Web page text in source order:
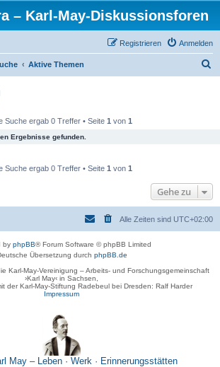
– Karl-May-Diskussionsforen
Anmelden
Registrieren
Aktive Themen
Suche ergab 0 Treffer • Seite 1 von 1
Ergebnisse gefunden.
Suche ergab 0 Treffer • Seite 1 von 1
Gehe zu
Alle Zeiten sind UTC+02:00
by phpBB® Forum Software © phpBB Limited
Übersetzung durch phpBB.de
Karl-May-Vereinigung – Arbeits- und Forschungsgemeinschaft
›Karl May‹ in Sachsen,
der Karl-May-Stiftung Radebeul bei Dresden: Ralf Harder
Impressum
May – Leben · Werk · Erinnerungsstätten